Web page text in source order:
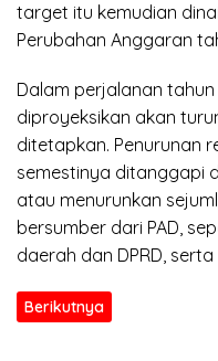
target itu kemudian
Perubahan Anggaran
Dalam perjalanan tahun
diproyeksikan akan
ditetapkan. Penurunan
semestinya ditanggapi
atau menurunkan
bersumber dari PAD,
daerah dan DPRD, serta
Berikutnya